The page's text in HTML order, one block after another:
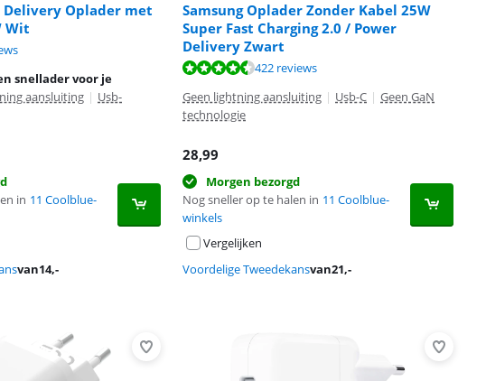
Oplader met
Wit
snellader voor je
aansluiting | Usb-
in 11 Coolblue-
van14,-
Samsung Oplader Zonder Kabel 25W
Super Fast Charging 2.0 / Power
Delivery Zwart
422 reviews
Geen lightning aansluiting | Usb-C | Geen GaN
technologie
28,99
Morgen bezorgd
Nog sneller op te halen in 11 Coolblue-
winkels
Vergelijken
Voordelige Tweedekansvan21,-